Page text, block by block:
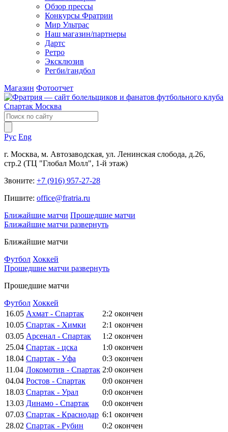
Обзор прессы
Конкурсы Фратрии
Мир Ультрас
Наш магазин/партнеры
Дартс
Ретро
Эксклюзив
Регби/гандбол
Магазин Фотоотчет
Рус Eng
г. Москва, м. Автозаводская, ул. Ленинская слобода, д.26,
стр.2 (ТЦ "Глобал Молл", 1-й этаж)
Звоните: +7 (916) 957-27-28
Пишите: office@fratria.ru
Ближайшие матчи Прошедшие матчи
Ближайшие матчи развернуть
Ближайшие матчи
Футбол Хоккей
Прошедшие матчи развернуть
Прошедшие матчи
Футбол Хоккей
16.05 Ахмат - Спартак 2:2 окончен
10.05 Спартак - Химки 2:1 окончен
03.05 Арсенал - Спартак 1:2 окончен
25.04 Спартак - цска 1:0 окончен
18.04 Спартак - Уфа 0:3 окончен
11.04 Локомотив - Спартак 2:0 окончен
04.04 Ростов - Спартак 0:0 окончен
18.03 Спартак - Урал 0:0 окончен
13.03 Динамо - Спартак 0:0 окончен
07.03 Спартак - Краснодар 6:1 окончен
28.02 Спартак - Рубин 0:2 окончен